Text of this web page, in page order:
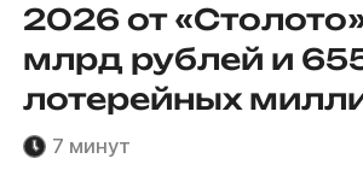
2026 от
млрд рублей и
лотерейных
7 минут